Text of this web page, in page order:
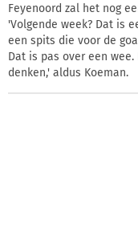
Feyenoord zal het nog
'Volgende week? Dat is
een spits die voor de
Dat is pas over een
denken,' aldus Koeman.